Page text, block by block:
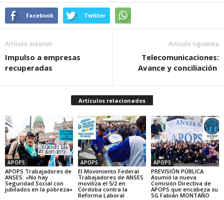
Facebook Twitter
Artículo anterior
Impulso a empresas
recuperadas
Artículo siguiente
Telecomunicaciones:
Avance y conciliación
Artículos relacionados
APOPS
APOPS Trabajadores de
ANSES: «No hay
Seguridad Social con
jubilados en la pobreza»
APOPS
El Movimiento Federal
Trabajadores de ANSES
moviliza el 5/2 en
Córdoba contra la
Reforma Laboral
APOPS
PREVISIÓN PÚBLICA:
Asumió la nueva
Comisión Directiva de
APOPS que encabeza su
SG Fabián MONTAÑO